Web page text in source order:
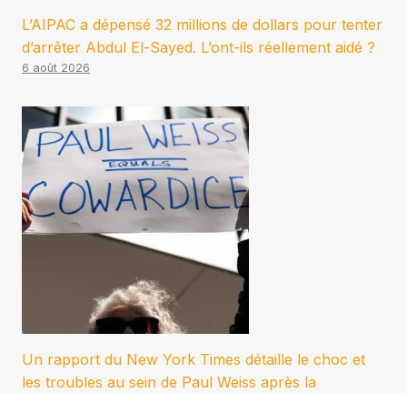
L’AIPAC a dépensé 32 millions de dollars pour tenter
d’arrêter Abdul El-Sayed. L’ont-ils réellement aidé ?
6 août 2026
Un rapport du New York Times détaille le choc et
les troubles au sein de Paul Weiss après la